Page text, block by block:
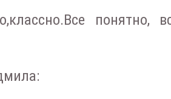
понятно,